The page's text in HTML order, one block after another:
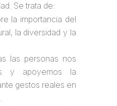
Se trata de:
la importancia del
la diversidad y la
las personas nos
y apoyemos la
gestos reales en